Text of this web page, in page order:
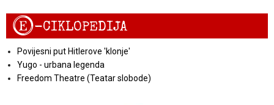
E-CIKLOPEDIJA
Povijesni put Hitlerove 'klonje'
Yugo - urbana legenda
Freedom Theatre (Teatar slobode)